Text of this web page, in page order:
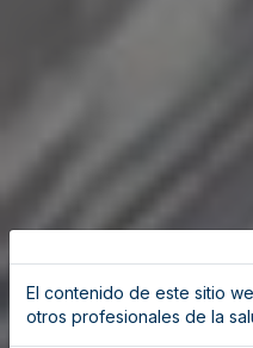
El contenido de este sitio
otros profesionales de la